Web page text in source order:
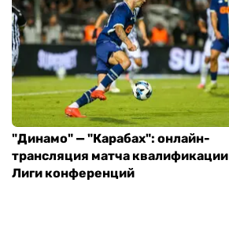
"Динамо" — "Карабах": онлайн-
трансляция матча квалификации
Лиги конференций